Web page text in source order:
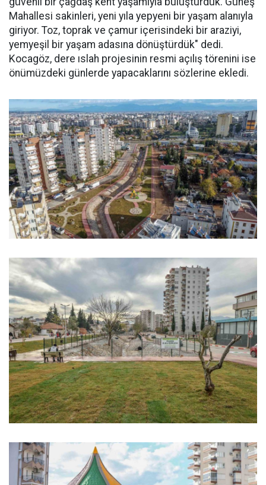
Mahallesi sakinleri, yeni yıla yepyeni bir yaşam alanıyla
giriyor. Toz, toprak ve çamur içerisindeki bir araziyi,
yemyeşil bir yaşam adasına dönüştürdük" dedi.
Kocagöz, dere ıslah projesinin resmi açılış törenini ise
önümüzdeki günlerde yapacaklarını sözlerine ekledi.